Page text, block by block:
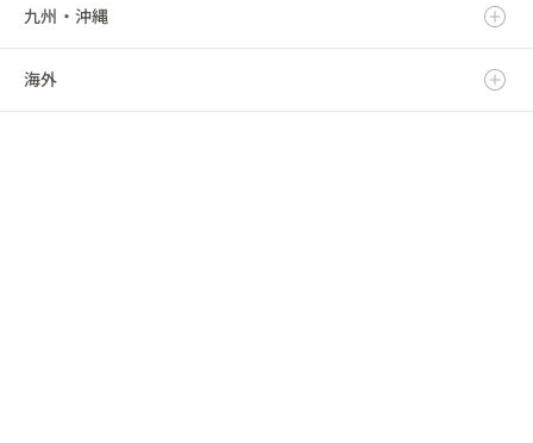
福島県
千葉県
東京都
三重県
石川県
福井県
京都府
大阪府
鳥取県
島根県
九州・沖縄
福岡県
海外